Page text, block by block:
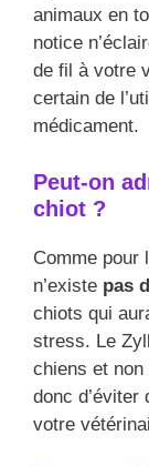
animaux en
notice
de fil à votre
certain de
médicament.
Peut-on
chiot ?
Comme pour
n’existe pas
chiots qui
stress. Le
chiens et
donc d’éviter
votre